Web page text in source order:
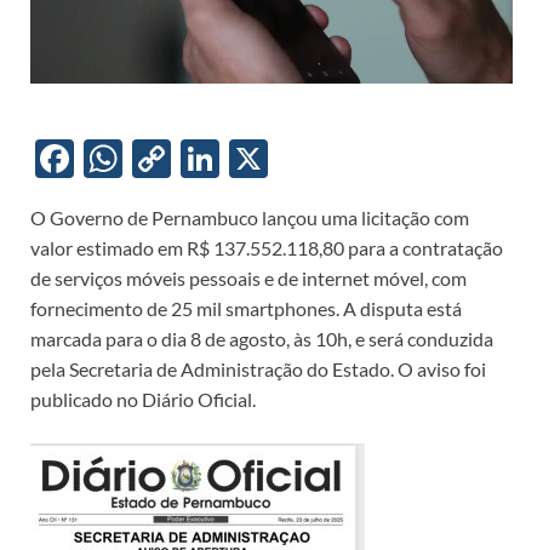
F
e
b
o
o
k
W
at
s
A
p
p
C
p
y
Li
n
k
Li
k
e
dI
n
O Governo de Pernambuco lançou uma licitação com
valor estimado em R$ 137.552.118,80 para a contratação
de serviços móveis pessoais e de internet móvel, com
fornecimento de 25 mil smartphones. A disputa está
marcada para o dia 8 de agosto, às 10h, e será conduzida
pela Secretaria de Administração do Estado. O aviso foi
publicado no Diário Oficial.